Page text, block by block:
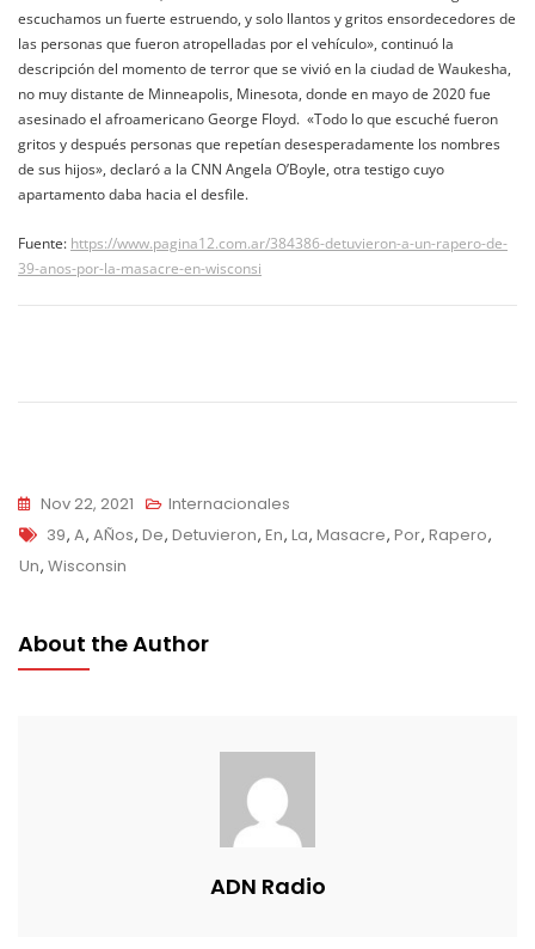
escuchamos un fuerte estruendo, y solo llantos y gritos ensordecedores de
las personas que fueron atropelladas por el vehículo», continuó la
descripción del momento de terror que se vivió en la ciudad de Waukesha,
no muy distante de Minneapolis, Minesota, donde en mayo de 2020 fue
asesinado el afroamericano George Floyd. «Todo lo que escuché fueron
gritos y después personas que repetían desesperadamente los nombres
de sus hijos», declaró a la CNN Angela O’Boyle, otra testigo cuyo
apartamento daba hacia el desfile.
Fuente: https://www.pagina12.com.ar/384386-detuvieron-a-un-rapero-de-
39-anos-por-la-masacre-en-wisconsi
de
Nov 22, 2021
Internacionales
Tags
39, A, AÑos, De, Detuvieron, En, La, Masacre, Por, Rapero,
Un, Wisconsin
About the Author
ADN Radio